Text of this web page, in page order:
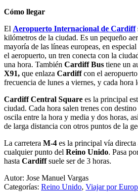
Cómo llegar
El Aeropuerto Internacional de Cardiff
kilómetros de la ciudad. Es un pequeño
mayoría de las líneas europeas, en especial
el aeropuerto, un tren conecta con la
una hora. También Cardiff Bus tiene un
X91, que enlaza Cardiffcon el
frecuencia de lunes a viernes, y cada hora
Cardiff Central Square es la principal
ciudad. Cada hora salen trenes con destino
oscila entre la hora y media y dos horas,
de larga distancia con otros puntos de la
La carretera M-4 es la principal vía directa
cualquier punto del Reino Unido. Pasa
hasta Cardiffsuele ser de 3 horas.
Autor: Jose Manuel Vargas
Categorías: Reino Unido, Viajar por